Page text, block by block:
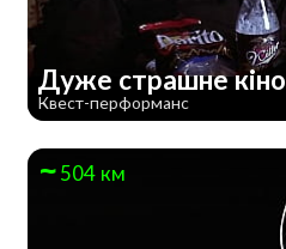
Дуже страшне кiно
Квест-перформанс
504 км